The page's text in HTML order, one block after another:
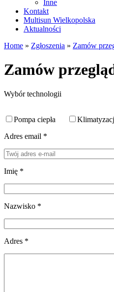
Inne
Kontakt
Multisun Wielkopolska
Aktualności
Home » Zgłoszenia » Zamów
Zamów
Wybór technologii
Pompa ciepła
Adres email *
Imię *
Nazwisko *
Adres *